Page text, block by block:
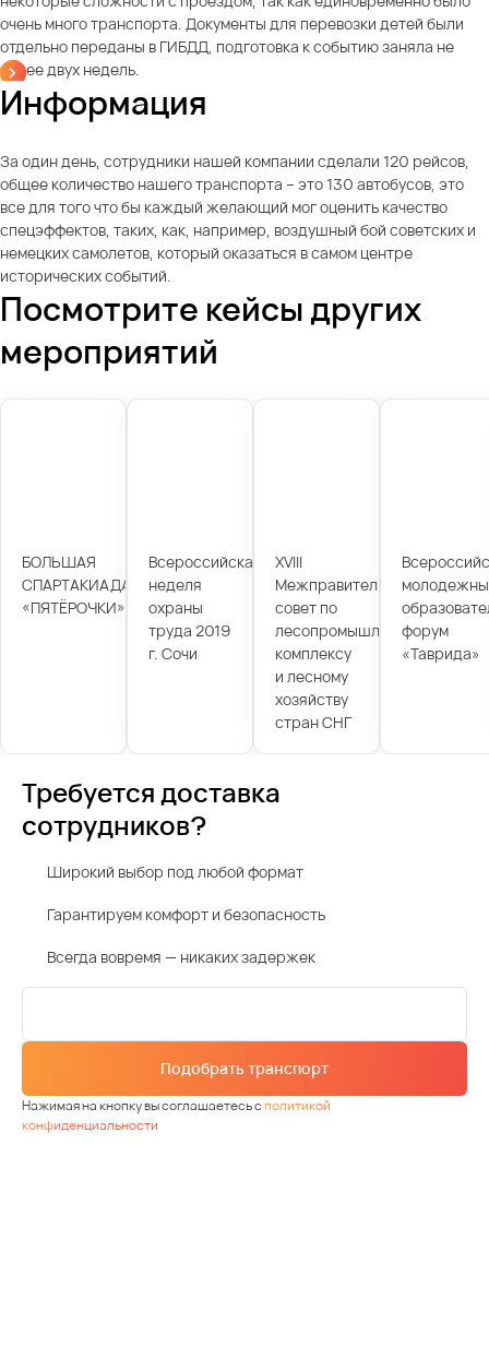
очень много транспорта. Документы для перевозки детей были
отдельно переданы в ГИБДД, подготовка к событию заняла не
более двух недель.
Информация
За один день, сотрудники нашей компании сделали 120 рейсов,
общее количество нашего транспорта – это 130 автобусов, это
все для того что бы каждый желающий мог оценить качество
спецэффектов, таких, как, например, воздушный бой советских и
немецких самолетов, который оказаться в самом центре
исторических событий.
Посмотрите кейсы других
мероприятий
БОЛЬШАЯ
СПАРТАКИАДА
«ПЯТЁРОЧКИ»
Всероссийская
неделя
охраны
труда 2019
г. Сочи
XVIII
Межправительственный
совет по
лесопромышленному
комплексу
и лесному
хозяйству
стран СНГ
форум
«Таврида»
Требуется доставка
сотрудников?
Широкий выбор под любой формат
Гарантируем комфорт и безопасность
Всегда вовремя — никаких задержек
Подобрать транспорт
Нажимая на кнопку вы соглашаетесь сполитикой
конфиденциальности